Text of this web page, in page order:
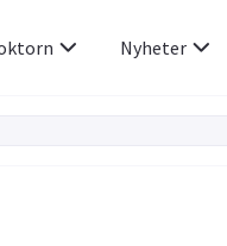
Nyheter